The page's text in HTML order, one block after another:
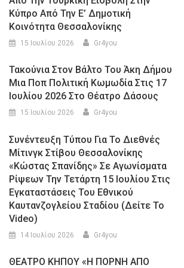
Κύπρο Από Την Ε’ Δημοτική
Κοινότητα Θεσσαλονίκης
15 Ιουλίου 2026 Gr4you
Τακούνια Στον Βάλτο Του Άκη Δήμου
Μια Ποπ Πολιτική Κωμωδία Στις 17
Ιουλίου 2026 Στο Θέατρο Δάσους
15 Ιουλίου 2026 Gr4you
Συνέντευξη Τύπου Για Το Διεθνές
Μίτινγκ Στίβου Θεσσαλονίκης
«Κώστας Σπανίδης» Σε Αγωνίσματα
Ρίψεων Την Τετάρτη 15 Ιουλίου Στις
Εγκαταστάσεις Του Εθνικού
Καυτανζογλείου Σταδίου (Δείτε Το
Video)
14 Ιουλίου 2026 Gr4you
ΘΕΑΤΡΟ ΚΗΠΟΥ «Η ΠΟΡΝΗ ΑΠΟ